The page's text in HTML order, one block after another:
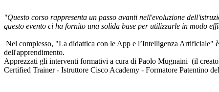
"Questo corso rappresenta un passo avanti nell'evoluzione
questo evento ci ha fornito una solida base per utilizzarle in modo
Nel complesso, "La didattica con le App e l’Intelligenza Artificiale"
dell'apprendimento.
Apprezzati gli interventi formativi a cura di Paolo Mugnaini (il
Certified Trainer - Istruttore Cisco Academy - Formatore Patentino